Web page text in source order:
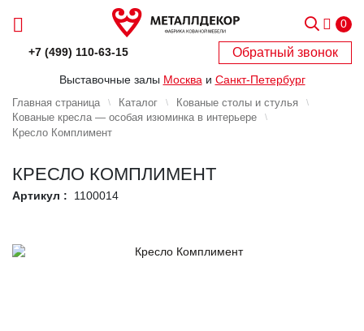
0
+7 (499) 110-63-15 Обратный звонок
Выставочные залы Москва и Санкт-Петербург
Главная страница Каталог
Кованые столы и стулья
Кованые кресла — особая изюминка в интерьере
Кресло Комплимент
КРЕСЛО КОМПЛИМЕНТ
Артикул : 1100014